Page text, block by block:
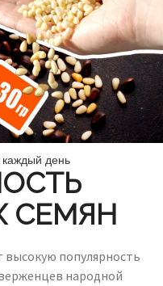
каждый день
СЕМЯН
высокую популярность
народной